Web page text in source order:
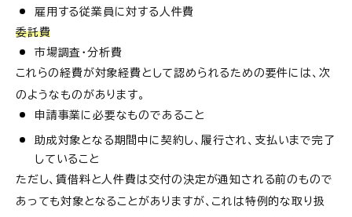
雇用する従業員に対する人件費
委託費
市場調査・分析費
これらの経費が対象経費として認められるための要件には、次
のようなものがあります。
申請事業に必要なものであること
助成対象となる期間中に契約し、履行され、支払いまで完了
していること
ただし、賃借料と人件費は交付の決定が通知される前のもので
あっても対象となることがありますが、これは特例的な取り扱